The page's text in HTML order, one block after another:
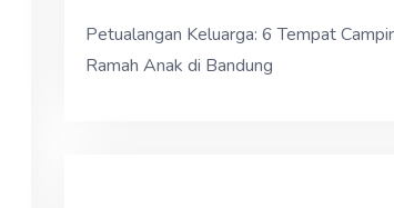
Petualangan Keluarga: 6 Tempat
Ramah Anak di Bandung